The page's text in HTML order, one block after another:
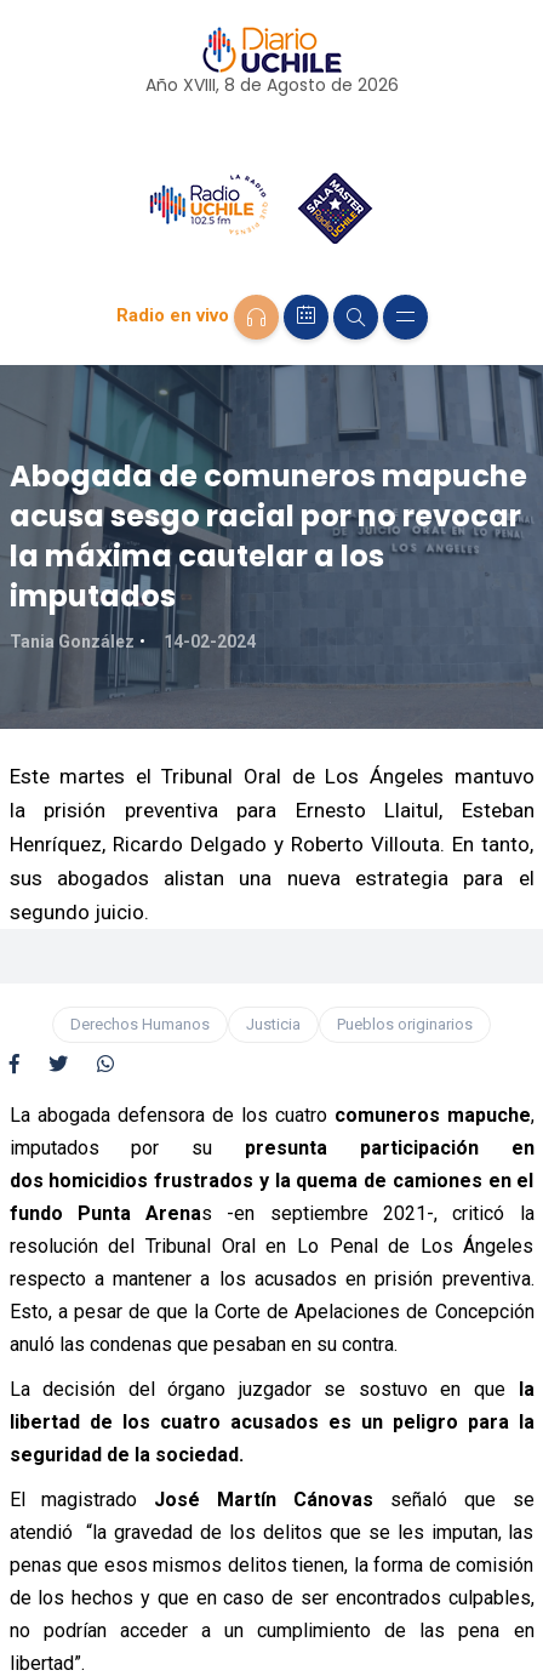
Año XVIII, 8 de Agosto de 2026
Radio en vivo
Abogada de comuneros mapuche
acusa sesgo racial por no revocar
la máxima cautelar a los
imputados
Tania González 14-02-2024
Este martes el Tribunal Oral de Los Ángeles mantuvo
la prisión preventiva para Ernesto Llaitul, Esteban
Henríquez, Ricardo Delgado y Roberto Villouta. En tanto,
sus abogados alistan una nueva estrategia para el
segundo juicio.
Derechos Humanos Justicia Pueblos originarios
La abogada defensora de los cuatro comuneros mapuche,
imputados por su presunta participación en
dos homicidios frustrados y la quema de camiones en el
fundo Punta Arenas -en septiembre 2021-, criticó la
resolución del Tribunal Oral en Lo Penal de Los Ángeles
respecto a mantener a los acusados en prisión preventiva.
Esto, a pesar de que la Corte de Apelaciones de Concepción
anuló las condenas que pesaban en su contra.
La decisión del órgano juzgador se sostuvo en quela
libertad de los cuatro acusados es un peligro para la
seguridad de la sociedad.
El magistrado José Martín Cánovas señaló que se
atendió “la gravedad de los delitos que se les imputan, las
penas que esos mismos delitos tienen, la forma de comisión
de los hechos y que en caso de ser encontrados culpables,
no podrían acceder a un cumplimiento de las pena en
libertad”.